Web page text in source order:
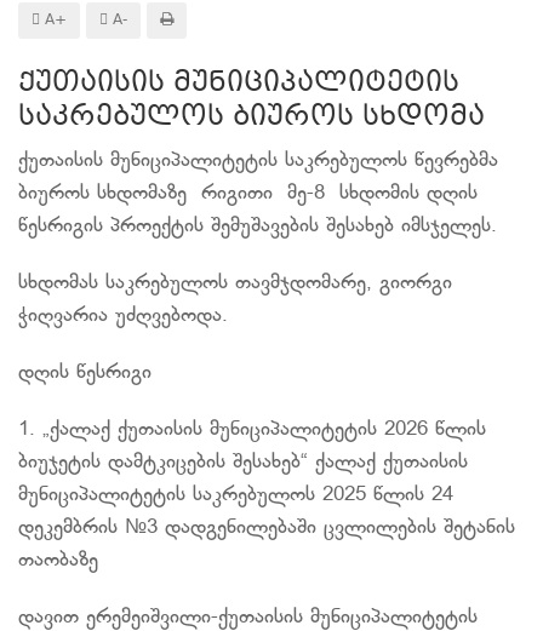
A+ A-
ქუთაისის მუნიციპალიტეტის
საკრებულოს ბიუროს სხდომა
ქუთაისის მუნიციპალიტეტის საკრებულოს წევრებმა
ბიუროს სხდომაზე რიგითი მე-8 სხდომის დღის
წესრიგის პროექტის შემუშავების შესახებ იმსჯელეს.
სხდომას საკრებულოს თავმჯდომარე, გიორგი
ჭიღვარია უძღვებოდა.
დღის წესრიგი
1. „ქალაქ ქუთაისის მუნიციპალიტეტის 2026 წლის
ბიუჯეტის დამტკიცების შესახებ“ ქალაქ ქუთაისის
მუნიციპალიტეტის საკრებულოს 2025 წლის 24
დეკემბრის №3 დადგენილებაში ცვლილების შეტანის
თაობაზე
დავით ერემეიშვილი-ქუთაისის მუნიციპალიტეტის